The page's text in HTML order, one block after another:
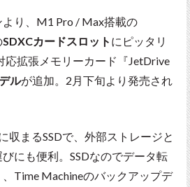
より、M1 Pro / Max搭載の
SDXCカードスロット にピッタリ
応拡張メモリーカード『JetDrive
ルが追加。2月下旬より発売され
収まるSSDで、外部ストレージと
にも便利。SSDなのでデータ転
Time Machineのバックアップデ